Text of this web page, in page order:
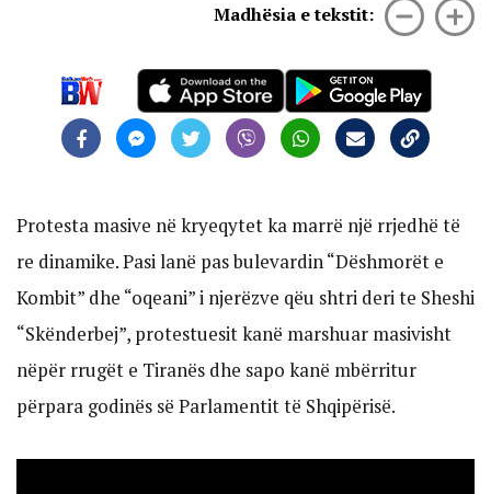
Madhësia e tekstit:
Protesta masive në kryeqytet ka marrë një rrjedhë të
re dinamike. Pasi lanë pas bulevardin “Dëshmorët e
Kombit” dhe “oqeani” i njerëzve qëu shtri deri te Sheshi
“Skënderbej”, protestuesit kanë marshuar masivisht
nëpër rrugët e Tiranës dhe sapo kanë mbërritur
përpara godinës së Parlamentit të Shqipërisë.